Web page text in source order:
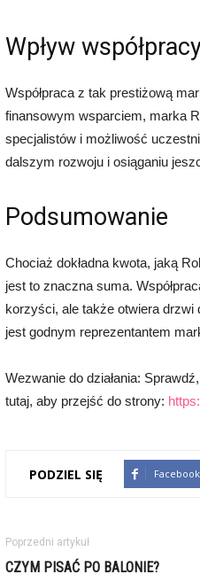
Wpływ
Współpraca z tak prestiżową
finansowym wsparciem, marka
specjalistów i możliwość
dalszym rozwoju i osiąganiu
Podsumowanie
Chociaż dokładna kwota, jaką
jest to znaczna suma.
korzyści, ale także otwiera
jest godnym reprezentantem
Wezwanie do działania:
tutaj, aby przejść do strony:
PODZIEL SIĘ Facebook
Poprzedni artykuł
CZYM PISAĆ PO BALONIE?